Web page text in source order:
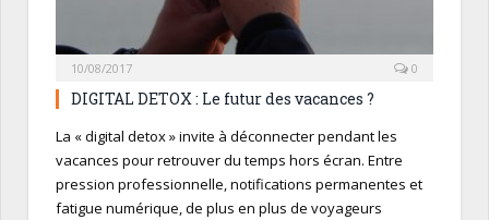
10/08/2017 0
DIGITAL DETOX : Le futur des vacances ?
La « digital detox » invite à déconnecter pendant les
vacances pour retrouver du temps hors écran. Entre
pression professionnelle, notifications permanentes et
fatigue numérique, de plus en plus de voyageurs